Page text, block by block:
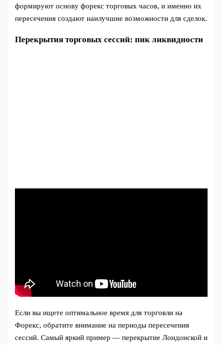
формируют основу форекс торговых часов, и именно их
пересечения создают наилучшие возможности для сделок.
Перекрытия торговых сессий: пик ликвидности
Если вы ищете оптимальное время для торговли на
Форекс, обратите внимание на периоды пересечения
сессий. Самый яркий пример — перекрытие Лондонской и